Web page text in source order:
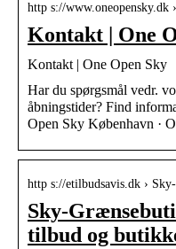
http s://www.oneopensky.dk
Kontakt | One
Kontakt | One Open Sky
Har du spørgsmål vedr.
åbningstider? Find
Open Sky København ·
http s://etilbudsavis.dk ›
Sky-
tilbud og